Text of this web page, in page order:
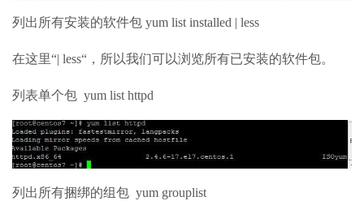
列出所有安装的软件包 yum list installed | less
在这里“| less“，所以我们可以浏览所有已安装的软件包。
列表单个包 yum list httpd
列出所有捆绑的组包 yum grouplist